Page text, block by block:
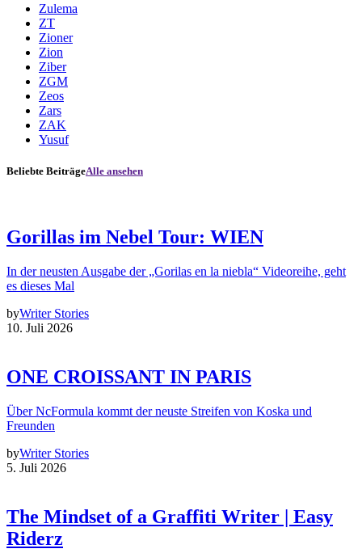
Zulema
ZT
Zioner
Zion
Ziber
ZGM
Zeos
Zars
ZAK
Yusuf
Beliebte BeiträgeAlle ansehen
Gorillas im Nebel Tour: WIEN
In der neusten Ausgabe der „Gorilas en la niebla“ Videoreihe, geht
es dieses Mal
byWriter Stories
10. Juli 2026
ONE CROISSANT IN PARIS
Über NcFormula kommt der neuste Streifen von Koska und
Freunden
byWriter Stories
5. Juli 2026
The Mindset of a Graffiti Writer | Easy
Riderz